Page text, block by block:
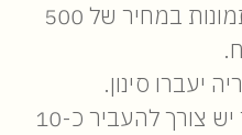
באלבום יכללו 30-40 תמונות במחיר של 500
יעברו סינון.
על מנת לשריין את התור יש צורך להעביר כ-10